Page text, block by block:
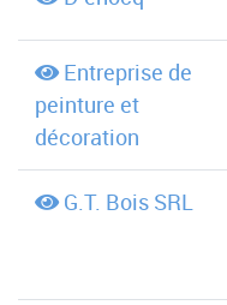
Entreprise de
peinture et
décoration
G.T. Bois SRL